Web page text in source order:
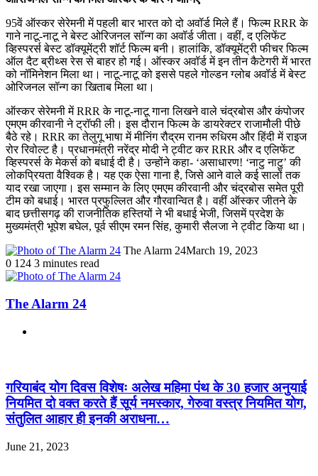
95वें ऑस्कर सेरेमनी में पहली बार भारत को दो अवॉर्ड मिले हैं। फिल्म RRR के
गाने नाटू-नाटू ने बेस्ट ओरिजनल सॉन्ग का अवॉर्ड जीता। वहीं, द एलिफेंट
व्हिस्परर्स बेस्ट डॉक्यूमेंट्री शॉर्ट फिल्म बनी। हालांकि, डॉक्यूमेंट्री फीचर फिल्म
ऑल दैट ब्रीथ्स रेस से बाहर हो गई। ऑस्कर अवॉर्ड में इन तीन कैटेगरी में भारत
को नॉमिनेशन मिला था। नाटू-नाटू को इससे पहले गोल्डन ग्लोब अवॉर्ड में बेस्ट
ओरिजनल सॉन्ग का खिताब मिला था।
ऑस्कर सेरेमनी में RRR के नाटू-नाटू गाना लिखने वाले चंद्रबोस और कंपोजर
एमएम कीरवानी ने ट्रॉफी ली। इस दौरान फिल्म के डायरेक्टर राजामौली पीछे
बैठे रहे। RRR का तेलुगू भाषा में मीनिंग रौद्रम रानम रुधिरम और हिंदी में राइज
रोर रिवोल्ट है। प्रधानमंत्री नरेंद्र मोदी ने ट्वीट कर RRR और द एलिफेंट
व्हिस्परर्स के मेकर्स को बधाई दी है। उन्होंने कहा- ‘असाधारण! ‘नाटु नाटु’ की
लोकप्रियता वैश्विक है। यह एक ऐसा गाना है, जिसे आने वाले कई सालों तक
याद रखा जाएगा। इस सम्मान के लिए एमएम कीरवानी और चंद्रबोस समेत पूरी
टीम को बधाई। भारत प्रफुल्लित और गौरवान्वित है। वहीं ऑस्कर जीतने के
बाद छत्तीसगढ़ की राजनीतिक हस्तियों ने भी बधाई भेजी, जिसमें प्रदेश के
मुख्यमंत्री भूपेश बघेल, पूर्व सीएम रमन सिंह, कुमारी सैलजा ने ट्वीट किया था।
The Alarm 24March 19, 2023
0 124 3 minutes read
The Alarm 24
गरियाबंद योग दिवस विशेषः अलेख महिमा पंथ के 30 हजार अनुयाई
नियमित दो वक्त करते हैं सूर्य नमस्कार, गेरुवा वस्त्र नियमित योग,
संतुलित आहार ही इनकी अराधना…
June 21, 2023